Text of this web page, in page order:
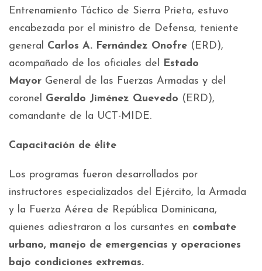
Entrenamiento Táctico de Sierra Prieta, estuvo
encabezada por el ministro de Defensa, teniente
general Carlos A. Fernández Onofre (ERD),
acompañado de los oficiales del Estado
Mayor General de las Fuerzas Armadas y del
coronel Geraldo Jiménez Quevedo (ERD),
comandante de la UCT-MIDE.
Capacitación de élite
Los programas fueron desarrollados por
instructores especializados del Ejército, la Armada
y la Fuerza Aérea de República Dominicana,
quienes adiestraron a los cursantes en combate
urbano, manejo de emergencias y operaciones
bajo condiciones extremas.